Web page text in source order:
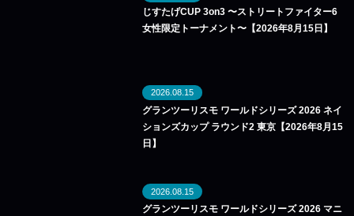
じすたげCUP 3on3 〜ストリートファイター6
女性限定トーナメント〜【2026年8月15日】
2026.08.15
グランツーリスモ ワールドシリーズ 2026 ネイ
ションズカップ ラウンド2 東京【2026年8月15
日】
2026.08.15
グランツーリスモ ワールドシリーズ 2026 マニ